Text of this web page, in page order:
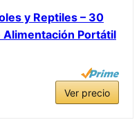
y Reptiles – 30
Alimentación Portátil
Ver precio